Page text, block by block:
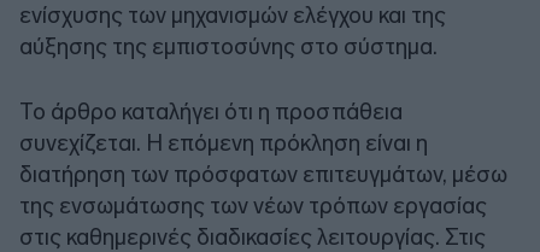
ενίσχυσης των μηχανισμών ελέγχου και της
αύξησης της εμπιστοσύνης στο σύστημα.
Το άρθρο καταλήγει ότι η προσπάθεια
συνεχίζεται. Η επόμενη πρόκληση είναι η
διατήρηση των πρόσφατων επιτευγμάτων, μέσω
της ενσωμάτωσης των νέων τρόπων εργασίας
στις καθημερινές διαδικασίες λειτουργίας. Στις